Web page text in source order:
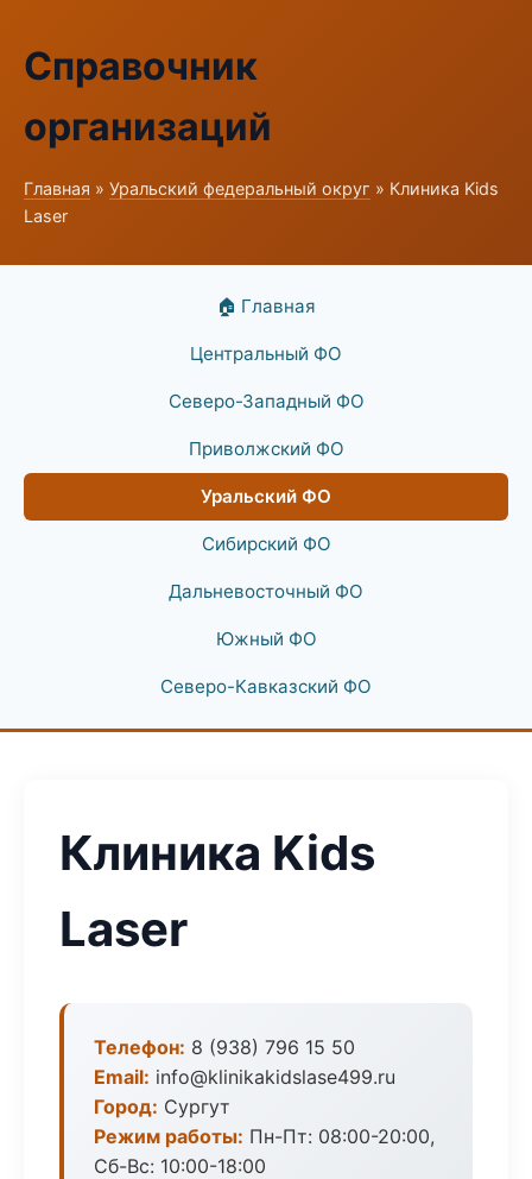
Справочник
организаций
Главная » Уральский федеральный округ » Клиника Kids
Laser
🏠 Главная
Центральный ФО
Северо-Западный ФО
Приволжский ФО
Уральский ФО
Сибирский ФО
Дальневосточный ФО
Южный ФО
Северо-Кавказский ФО
Клиника Kids
Laser
Телефон: 8 (938) 796 15 50
Email: info@klinikakidslase499.ru
Город: Сургут
Режим работы: Пн-Пт: 08:00-20:00,
Сб-Вс: 10:00-18:00